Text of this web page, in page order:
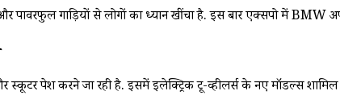
पावरफुल गाड़ियों से लोगों का ध्यान खींचा है. इस बार एक्सपो में
पेश करने जा रही है. इसमें इलेक्ट्रिक टू-व्हीलर्स के नए मॉडल्स